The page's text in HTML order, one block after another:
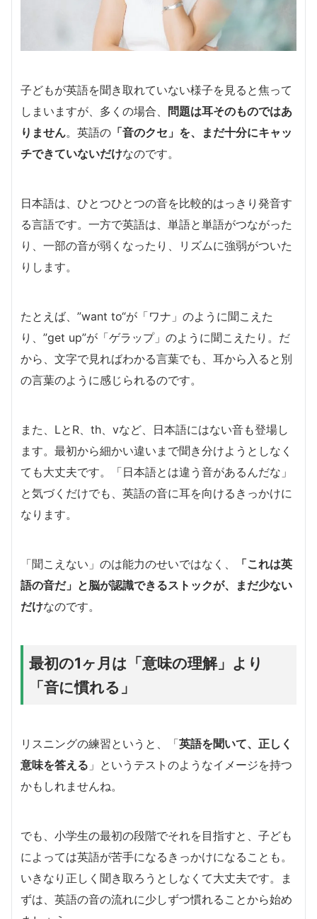
子どもが英語を聞き取れていない様子を見ると焦って
しまいますが、多くの場合、 問題は耳そのものではあ
りません。英語の 「音のクセ」を、まだ十分にキャッ
チできていないだけなのです。
日本語は、ひとつひとつの音を比較的はっきり発音す
る言語です。一方で英語は、単語と単語がつながった
り、一部の音が弱くなったり、リズムに強弱がついた
りします。
たとえば、”want to“が「ワナ」のように聞こえた
り、”get up”が「ゲラップ」のように聞こえたり。だ
から、文字で見ればわかる言葉でも、耳から入ると別
の言葉のように感じられるのです。
また、LとR、th、vなど、日本語にはない音も登場し
ます。最初から細かい違いまで聞き分けようとしなく
ても大丈夫です。「日本語とは違う音があるんだな」
と気づくだけでも、英語の音に耳を向けるきっかけに
なります。
「聞こえない」のは能力のせいではなく、
「これは英
語の音だ」と脳が認識できるストックが、まだ少ない
だけなのです。
最初の1ヶ月は「意味の理解」より
「音に慣れる」
リスニングの練習というと、「英語を聞いて、正しく
意味を答える 」というテストのようなイメージを持つ
かもしれませんね。
でも、小学生の最初の段階でそれを目指すと、子ども
によっては英語が苦手になるきっかけになることも。
いきなり正しく聞き取ろうとしなくて大丈夫です。ま
ずは、英語の音の流れに少しずつ慣れることから始め